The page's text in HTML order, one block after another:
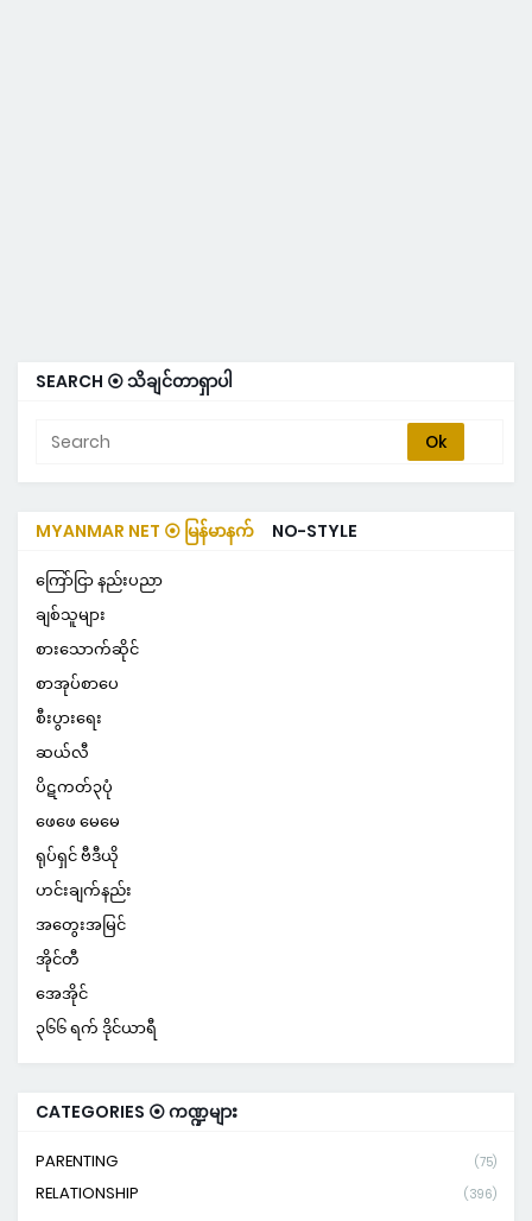
SEARCH ⦿ သိချင်တာရှာပါ
MYANMAR NET ⦿ မြန်မာနက် NO-STYLE
ကြော်ငြာ နည်းပညာ
ချစ်သူများ
စားသောက်ဆိုင်
စာအုပ်စာပေ
စီးပွားရေး
ဆယ်လီ
ပိဋကတ်၃ပုံ
ဖေဖေ မေမေ
ရုပ်ရှင် ဗီဒီယို
ဟင်းချက်နည်း
အတွေးအမြင်
အိုင်တီ
အေအိုင်
၃၆၆ ရက် ဒိုင်ယာရီ
CATEGORIES ⦿ ကဏ္ဍများ
PARENTING (75)
RELATIONSHIP (396)